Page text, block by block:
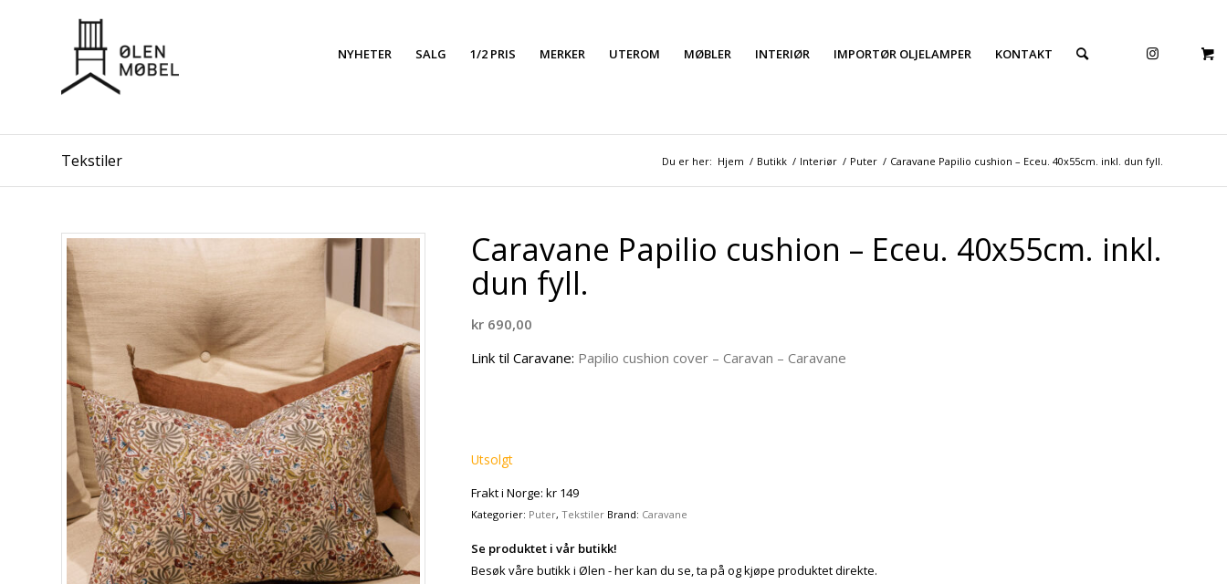
NYHETER SALG 1/2 PRIS MERKER UTEROM MØBLER INTERIØR IMPORTØR OLJELAMPER KONTAKT
Tekstiler Du er her: Hjem / Butikk / Interiør / Puter / Caravane Papilio cushion – Eceu. 40x55cm. inkl. dun fyll.
Caravane Papilio cushion – Eceu. 40x55cm. inkl.
dun fyll.
kr 690,00
Link til Caravane: Papilio cushion cover – Caravan – Caravane
Utsolgt
Frakt i Norge: kr 149
Kategorier: Puter,Tekstiler Brand: Caravane
Se produktet i vår butikk!
Besøk våre butikk i Ølen - her kan du se, ta på og kjøpe produktet direkte.